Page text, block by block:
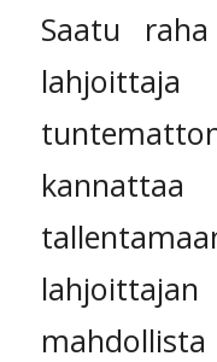
Saatu